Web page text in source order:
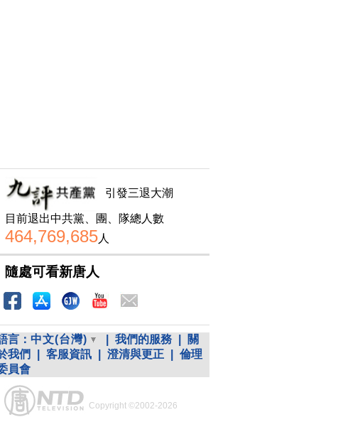
引發三退大潮
目前退出中共黨、團、隊總人數
464,769,685人
隨處可看新唐人
言： 中文(台灣) 我們的服務
關
我們
客服資訊 澄清與更正
倫理
員會
Copyright ©2002-2026